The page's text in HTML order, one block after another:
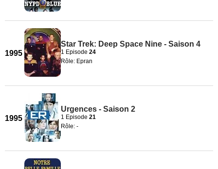
1995
Star Trek: Deep Space Nine - Saison 4
1 Episode 24
Rôle: Epran
1995
Urgences - Saison 2
1 Episode 21
Rôle: -